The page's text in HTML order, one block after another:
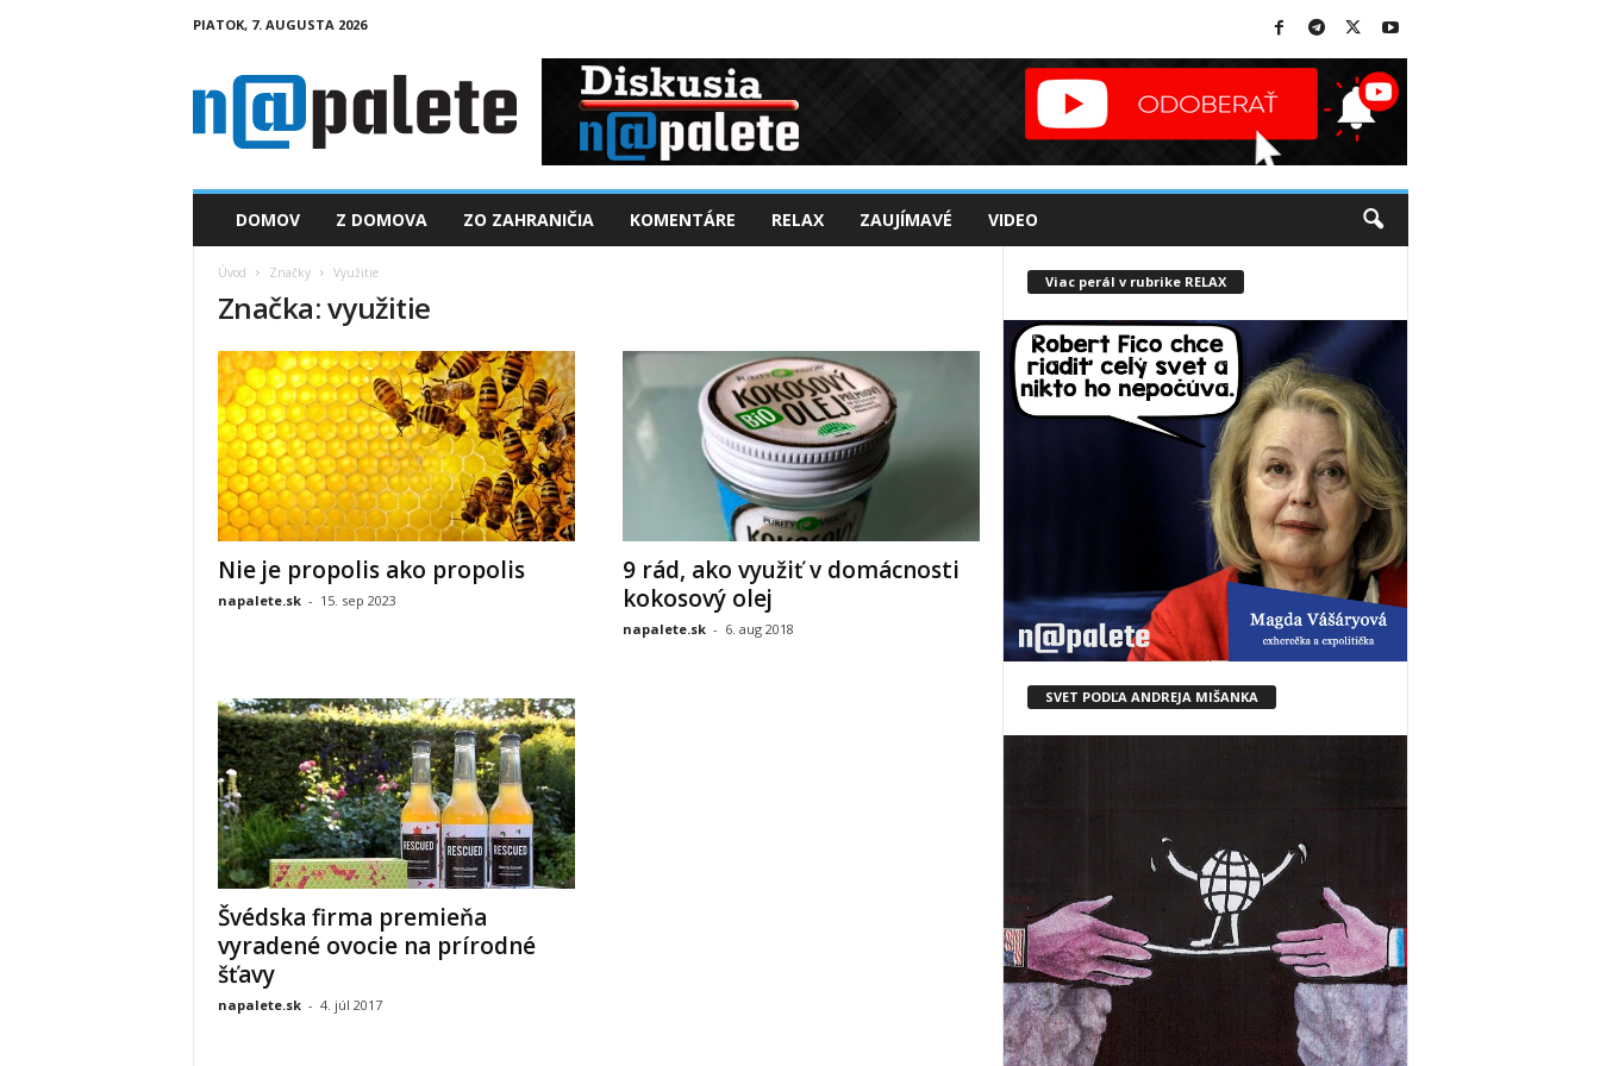
PIATOK, 7. AUGUSTA 2026
a
DOMOV Z DOMOVA ZO ZAHRANIČIA KOMENTÁRE RELAX ZAUJÍMAVÉ VIDEO
Úvod Značky Využitie
Značka: využitie
Nie je propolis ako propolis
napalete.sk - 15. sep 2023
9 rád, ako využiť v domácnosti
kokosový olej
napalete.sk - 6. aug 2018
Švédska firma premieňa
vyradené ovocie na prírodné
šťavy
napalete.sk - 4. júl 2017
Viac perál v rubrike RELAX
SVET PODĽA ANDREJA MIŠANKA